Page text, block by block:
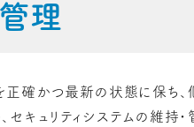
理
正確かつ最新の状態に保ち、
セキュリティシステムの維